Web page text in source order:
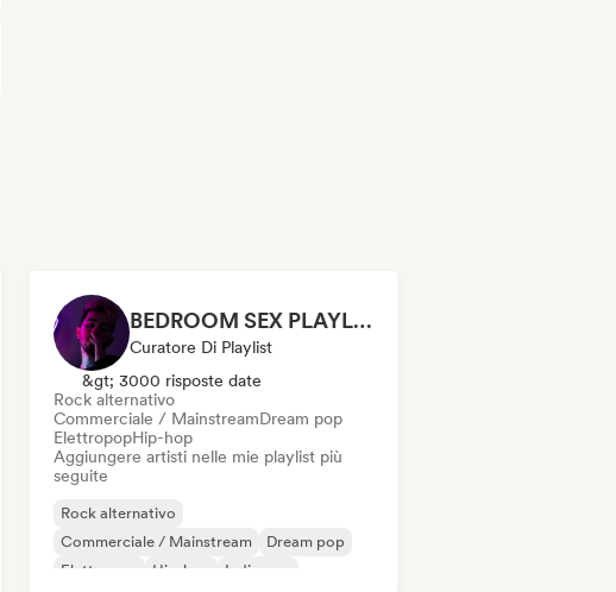
BEDROOM SEX PLAYLIST | Sensual 🔞 (Chase Atlantic - Swim, The Weeknd - Often, ZAYN, Two Feet) (sexy, dark, sad, chill, melancholy, moody, vibe, pop, rock, rnb, hiphop)
Curatore Di Playlist
&gt; 3000 risposte date
Rock alternativo
Commerciale / MainstreamDream pop
ElettropopHip-hop
Aggiungere artisti nelle mie playlist più
seguite
Rock alternativo
Commerciale / Mainstream
Dream pop
Elettropop
Hip-hop
Indie pop